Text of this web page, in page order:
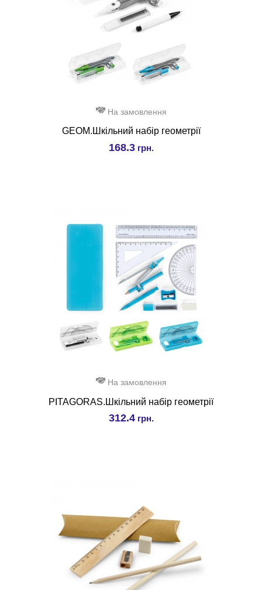
На замовлення
GEOM.Шкільний набір геометрії
168.3грн.
На замовлення
PITAGORAS.Шкільний набір геометрії
312.4грн.